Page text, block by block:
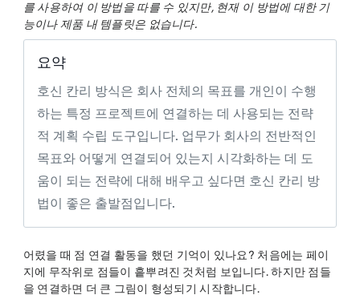
를 사용하여 이 방법을 따를 수 있지만, 현재 이 방법에 대한 기
능이나 제품 내 템플릿은 없습니다.
요약
호신 칸리 방식은 회사 전체의 목표를 개인이 수행
하는 특정 프로젝트에 연결하는 데 사용되는 전략
적 계획 수립 도구입니다. 업무가 회사의 전반적인
목표와 어떻게 연결되어 있는지 시각화하는 데 도
움이 되는 전략에 대해 배우고 싶다면 호신 칸리 방
법이 좋은 출발점입니다.
어렸을 때 점 연결 활동을 했던 기억이 있나요? 처음에는 페이
지에 무작위로 점들이 흩뿌려진 것처럼 보입니다. 하지만 점들
을 연결하면 더 큰 그림이 형성되기 시작합니다.